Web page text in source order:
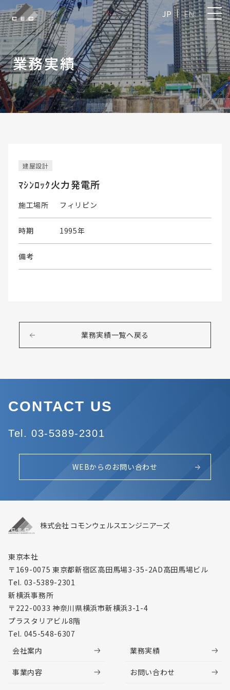
EN
JP
業務実績
建屋設計
ﾏｼﾝﾛｯｸ火力発電所
施工場所 フィリピン
時期 1995年
備考
業務実績一覧へ戻る
CONTACT US
Tel. 03-5389-2301
WEBからのお問い合わせ
株式会社 コモンウェルスエンジニアーズ
東京本社
〒169-0075 東京都新宿区高田馬場3-35-2AD高田馬場ビル
Tel. 03-5389-2301
新横浜事務所
〒222-0033 神奈川県横浜市新横浜3-1-4
プラスタリアビル8階
Tel. 045-548-6307
会社案内
事業内容
業務実績
お問い合わせ